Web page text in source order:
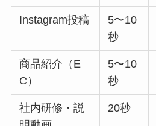
Instagram投稿
5〜10
秒
商品紹介（E
C）
5〜10
秒
社内研修・説
20秒